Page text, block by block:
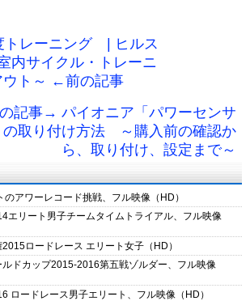
トレーニング | ヒルス
内サイクル・トレーニ
ウト～ ←前の記事
記事→ パイオニア「パワーセンサ
の取り付け方法 ～購入前の確認か
ら、取り付け、設定まで～
アワーレコード挑戦、フル映像（HD）
エリート男子チームタイムトライアル、フル映像
ロードレース エリート女子（HD）
ドカップ2015-2016第五戦ゾルダー、フル映像
ロードレース男子エリート、フル映像（HD）